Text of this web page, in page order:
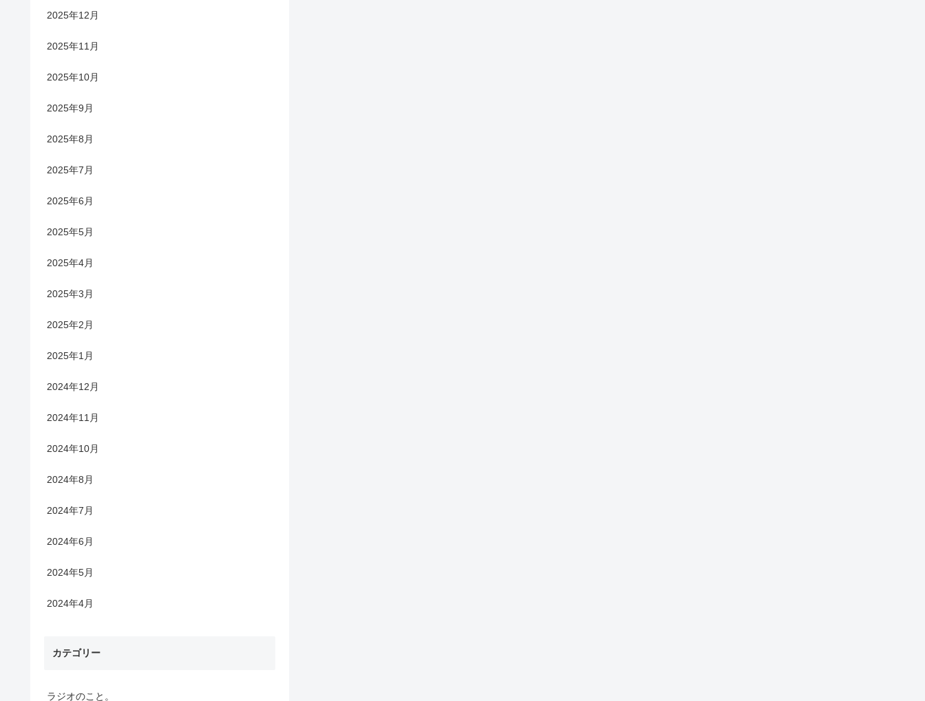
2025年12月
2025年11月
2025年10月
2025年9月
2025年8月
2025年7月
2025年6月
2025年5月
2025年4月
2025年3月
2025年2月
2025年1月
2024年12月
2024年11月
2024年10月
2024年8月
2024年7月
2024年6月
2024年5月
2024年4月
カテゴリー
ラジオのこと。